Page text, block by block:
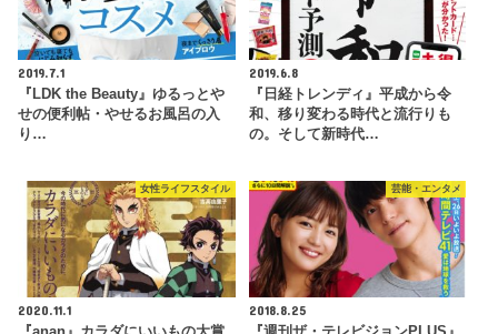
2019.7.1
『LDK the Beauty』ゆるっとや
せの便利帖・やせるお風呂の入
り…
2019.6.8
『日経トレンディ』平成から令
和、移り変わる時代と流行りも
の。そして新時代…
女性ライフスタイル
2020.11.1
芸能・エンタメ
2018.8.25